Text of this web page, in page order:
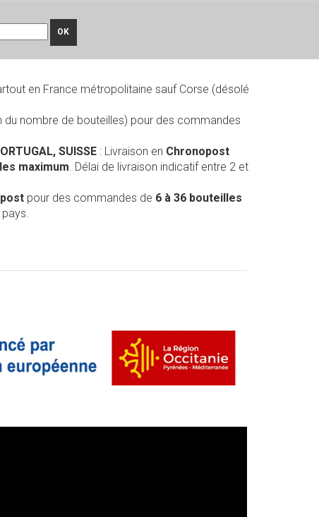
OK
en France métropolitaine sauf Corse (désolé
du nombre de bouteilles) pour des commandes
SUISSE : Livraison en Chronopost
maximum. Délai de livraison indicatif entre 2 et
pour des commandes de 6 à 36 bouteilles